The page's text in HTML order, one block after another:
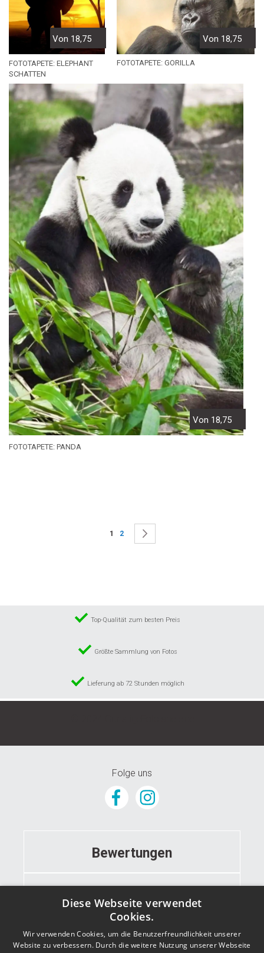
Von 18,75
FOTOTAPETE: ELEPHANT
SCHATTEN
Von 18,75
FOTOTAPETE: GORILLA
Von 18,75
FOTOTAPETE: PANDA
Seite
Sie lesen gerade die Seite
1 Seite
2
Top-Qualität zum besten Preis
Größte Sammlung von Fotos
Lieferung ab 72 Stunden möglich
Folge uns
Bewertungen
Informationen
Kontakt
Diese Webseite verwendet
Cookies.
Wir verwenden Cookies, um die Benutzerfreundlichkeit unserer
Website zu verbessern. Durch die weitere Nutzung unserer Webseite